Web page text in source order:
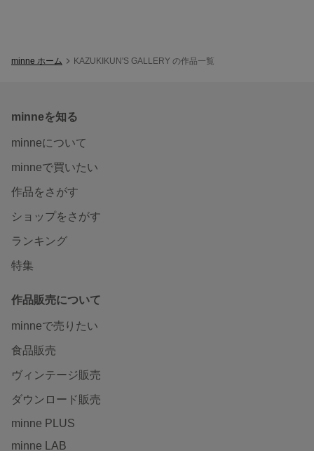
minne ホーム KAZUKIKUN'S GALLERY の作品一覧
minneを知る
minneについて
minneで買いたい
作品をさがす
ショップをさがす
ランキング
特集
作品販売について
minneで売りたい
食品販売
ヴィンテージ販売
ダウンロード販売
minne PLUS
minne LAB